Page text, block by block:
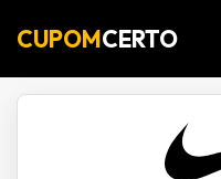
CUPOMCERTO